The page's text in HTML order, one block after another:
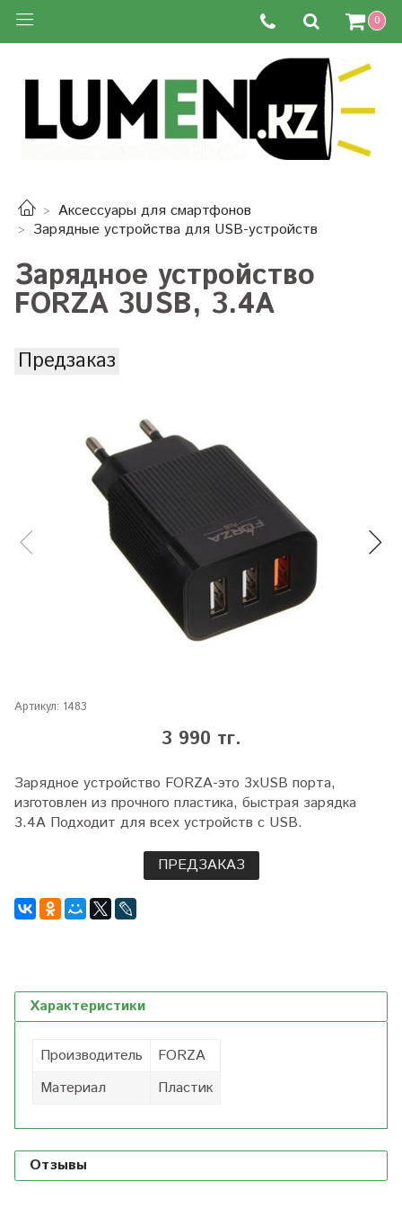
0
Аксессуары для смартфонов
Зарядные устройства для USB-устройств
Зарядное устройство
FORZA 3USB, 3.4А
Предзаказ
Артикул: 1483
3 990 тг.
Зарядное устройство FORZA-это 3хUSB порта,
изготовлен из прочного пластика, быстрая зарядка
3.4А Подходит для всех устройств с USB.
ПРЕДЗАКАЗ
Характеристики
Производитель
FORZA
Материал
Пластик
Отзывы